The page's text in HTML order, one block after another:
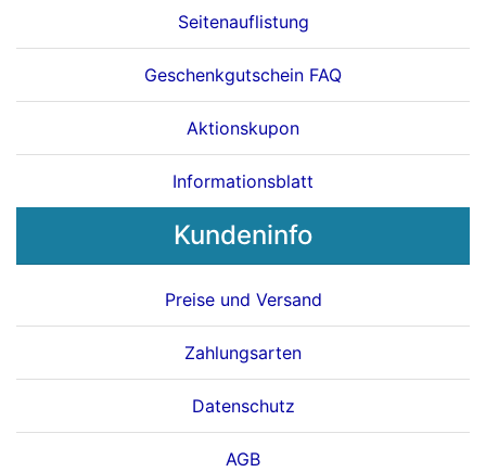
Seitenauflistung
Geschenkgutschein FAQ
Aktionskupon
Informationsblatt
Kundeninfo
Preise und Versand
Zahlungsarten
Datenschutz
AGB